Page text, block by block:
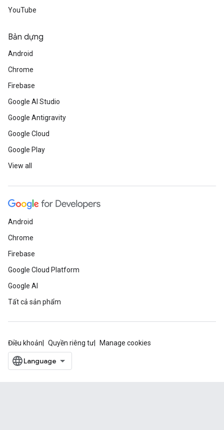
YouTube
Bản dựng
Android
Chrome
Firebase
Google AI Studio
Google Antigravity
Google Cloud
Google Play
View all
Android
Chrome
Firebase
Google Cloud Platform
Google AI
Tất cả sản phẩm
Điều khoản Quyền riêng tư Manage cookies